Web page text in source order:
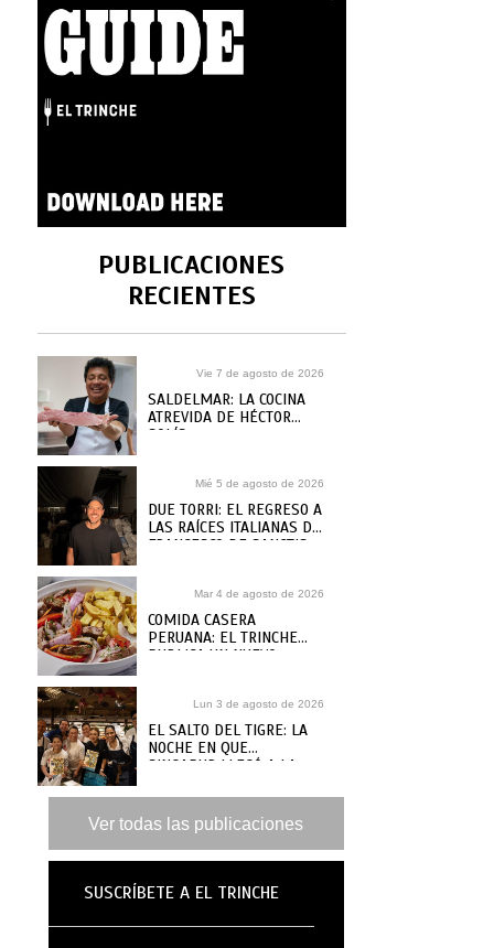
PUBLICACIONES
RECIENTES
Vie 7 de agosto de 2026
SALDELMAR: LA COCINA
ATREVIDA DE HÉCTOR
SOLÍS
Mié 5 de agosto de 2026
DUE TORRI: EL REGRESO A
LAS RAÍCES ITALIANAS DE
FRANCESCO DE SANCTIS
Mar 4 de agosto de 2026
COMIDA CASERA
PERUANA: EL TRINCHE
PUBLICA UN NUEVO
Lun 3 de agosto de 2026
EL SALTO DEL TIGRE: LA
NOCHE EN QUE
SINGAPUR LLEGÓ A LA
Ver todas las publicaciones
SUSCRÍBETE A EL TRINCHE